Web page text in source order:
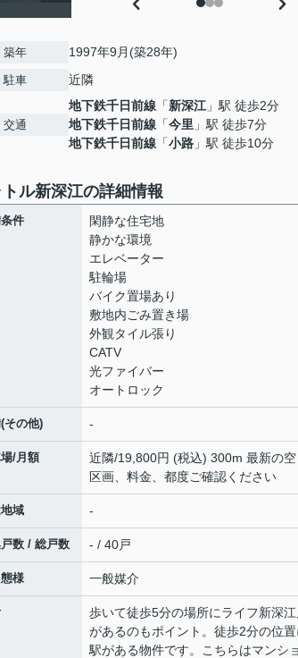
築年 1997年9月(築28年)
駐車 近隣
交通
地下鉄千日前線 「新深江 」駅 徒歩2分
地下鉄千日前線 「今里 」駅 徒歩7分
地下鉄千日前線 「小路 」駅 徒歩10分
トル新深江の詳細情報
件
閑静な住宅地
静かな環境
エレベーター
駐輪場
バイク置場あり
敷地内ごみ置き場
外観タイル張り
CATV
光ファイバー
オートロック
その他) -
/月額
近隣/19,800円 (税込) 300m 最新の
区画、料金、都度ご確認ください
域 -
数 / 総戸数 - / 40戸
様 一般媒介
歩いて徒歩5分の場所にライフ新深
があるのもポイント。徒歩2分の位
駅がある物件です。こちらはマンシ